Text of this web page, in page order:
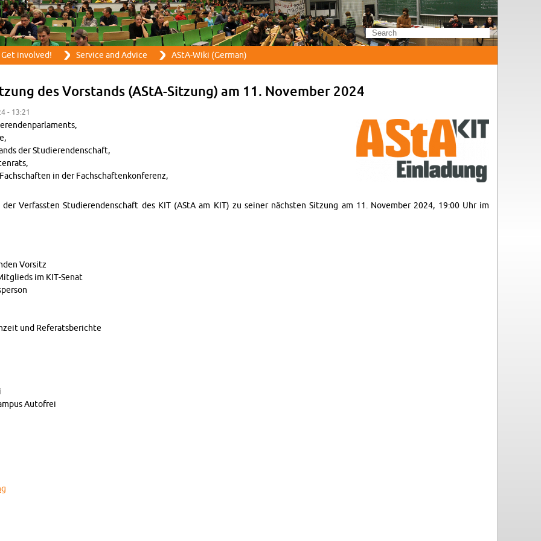
Skip to main content
Get in­volved! Ser­vice and Ad­vice AStA-Wiki (Ger­man)
des Vor­stands (AStA-Sitzung) am 11. No­vem­ber 2024
- 13:21
der Studieren­den­schaft,
in der Fach­schaftenkon­ferenz,
Ver­fassten Studieren­den­schaft des KIT (AStA am KIT) zu seiner nächsten Sitzung am 11. No­vem­ber 2024, 19:00 Uhr im
Vor­sitz
im KIT-Senat
und Refer­ats­berichte
Aut­ofrei